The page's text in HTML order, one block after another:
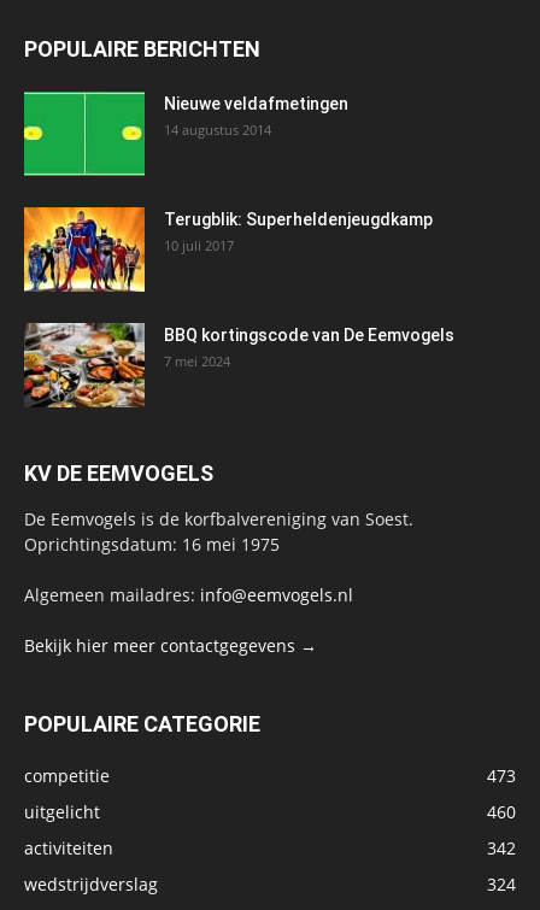
POPULAIRE BERICHTEN
Nieuwe veldafmetingen
14 augustus 2014
Terugblik: Superheldenjeugdkamp
10 juli 2017
BBQ kortingscode van De Eemvogels
7 mei 2024
KV DE EEMVOGELS
De Eemvogels is de korfbalvereniging van Soest.
Oprichtingsdatum: 16 mei 1975
Algemeen mailadres: info@eemvogels.nl
Bekijk hier meer contactgegevens →
POPULAIRE CATEGORIE
competitie
473
uitgelicht
460
activiteiten
342
wedstrijdverslag
324